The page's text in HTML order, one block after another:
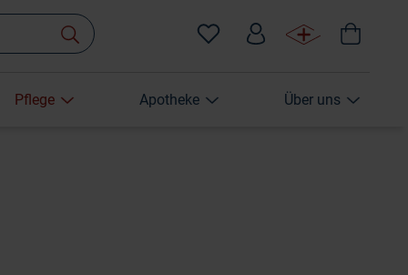
Pflege Apotheke Über uns